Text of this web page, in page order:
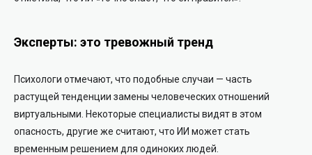
Эксперты: это тревожный тренд
Психологи отмечают, что подобные случаи — часть
растущей тенденции замены человеческих отношений
виртуальными. Некоторые специалисты видят в этом
опасность, другие же считают, что ИИ может стать
временным решением для одиноких людей.